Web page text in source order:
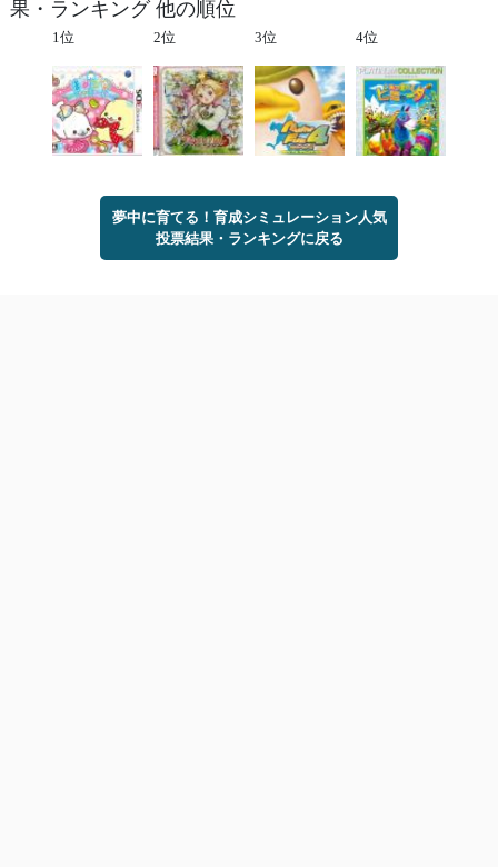
果・ランキング 他の順位
1位 2位 3位 4位
夢中に育てる！育成シミュレーション人気
投票結果・ランキングに戻る